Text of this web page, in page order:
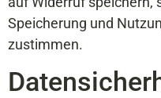
Speicherung und
zustimmen.